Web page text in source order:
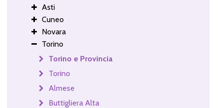
Asti
Cuneo
Novara
Torino
Torino e Provincia
Torino
Almese
Buttigliera Alta